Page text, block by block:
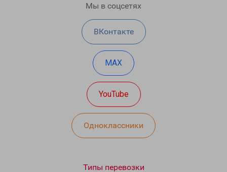
Мы в соцсетях
ВКонтакте
MAX
YouTube
Одноклассники
Типы перевозки